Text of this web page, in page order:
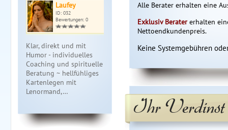
Laufey
ID: 032
Bewertungen: 0
Klar, direkt und mit
Humor - individuelles
Coaching und spirituelle
Beratung ~ hellfühliges
Kartenlegen mit
Lenormand,…
Barbara
Bewertungen: 3
Mit Karten und meiner
Intuition helfe ich dir,
erkennen, Klarheit zu
gewinnen und neue
scheint. 13
Erfahrung
Alle Berater erhalten eine
Exklusiv Berater erhalten
Nettoendkundenpreis.
Keine Systemgebühren
Ihr Verdinst